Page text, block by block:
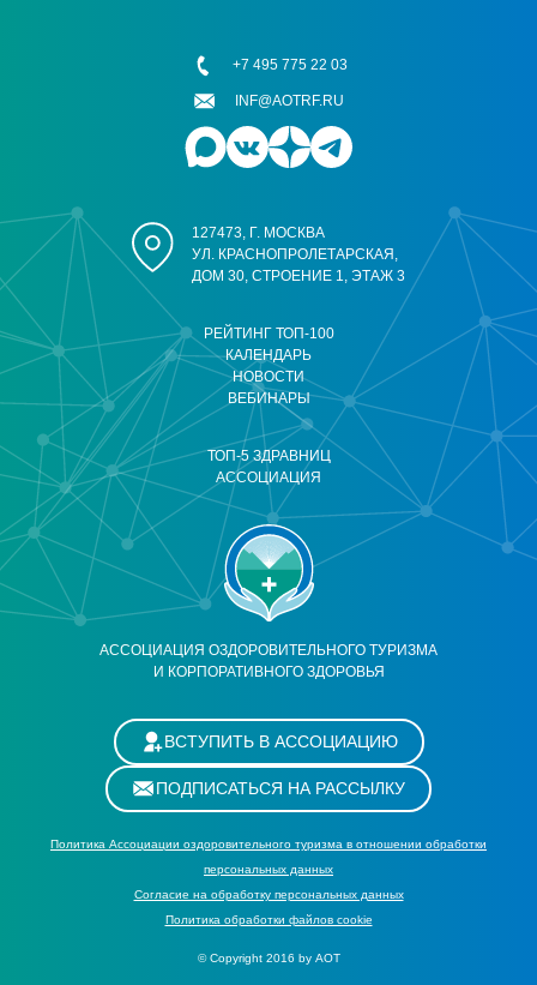
АССОЦИАЦИЯ ОЗДОРОВИТЕЛЬНОГО ТУРИЗМА
И КОРПОРАТИВНОГО ЗДОРОВЬЯ
РЕЙТИНГ ТОП-100
КАЛЕНДАРЬ
НОВОСТИ
ВЕБИНАРЫ
ТОП-5 ЗДРАВНИЦ
АССОЦИАЦИЯ
127473, Г. МОСКВА
УЛ. КРАСНОПРОЛЕТАРСКАЯ,
ДОМ 30, СТРОЕНИЕ 1, ЭТАЖ 3
+7 495 775 22 03
INF@AOTRF.RU
ВСТУПИТЬ В АССОЦИАЦИЮ
ПОДПИСАТЬСЯ НА РАССЫЛКУ
Политика Ассоциации оздоровительного туризма в отношении обработки
персональных данных
Cогласие на обработку персональных данных
Политика обработки файлов cookie
© Copyright 2016 by АОТ